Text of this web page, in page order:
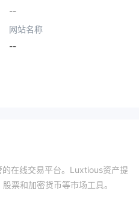
--
网站名称
--
在线交易平台。Luxtious资产提
票和加密货币等市场工具。